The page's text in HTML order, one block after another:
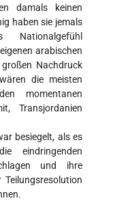
damals keinen
haben sie jemals
Nationalgefühl
arabischen
Nachdruck
die meisten
momentanen
Transjordanien
besiegelt, als es
eindringenden
und ihre